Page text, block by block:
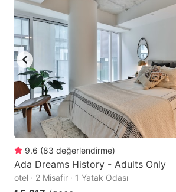
9.6 (83 değerlendirme)
Ada Dreams History - Adults Only
otel · 2 Misafir · 1 Yatak Odası